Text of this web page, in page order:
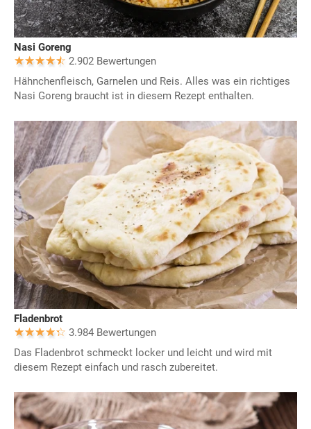
Nasi Goreng
2.902 Bewertungen
Hähnchenfleisch, Garnelen und Reis. Alles was ein richtiges
Nasi Goreng braucht ist in diesem Rezept enthalten.
Fladenbrot
3.984 Bewertungen
Das Fladenbrot schmeckt locker und leicht und wird mit
diesem Rezept einfach und rasch zubereitet.